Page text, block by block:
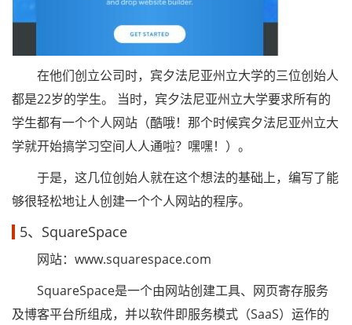
在他们创立公司时，宾夕法尼亚州立大学的三位创始人
都是22岁的学生。 当时，宾夕法尼亚州立大学要求所有的
学生都有一个个人网站（酷哦！那个时候宾夕法尼亚州立大
学就开始搞学习空间人人通啦？嘿嘿！）。
于是，这几位创始人就在这个想法的基础上，编写了能
够很轻松地让人创建一个个人网站的程序。
5、SquareSpace
网站：www.squarespace.com
SquareSpace是一个由网站创建工具、网页寄存服务
及博客平台所组成，并以软件即服务模式（SaaS）运作的